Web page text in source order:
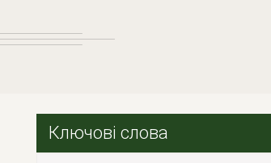
Ключові слова